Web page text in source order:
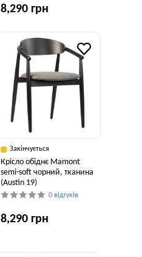
8,290 грн
Закінчується
Крісло обіднє Mamont
semi-soft чорний, тканина
(Austin 19)
0 відгуків
8,290 грн